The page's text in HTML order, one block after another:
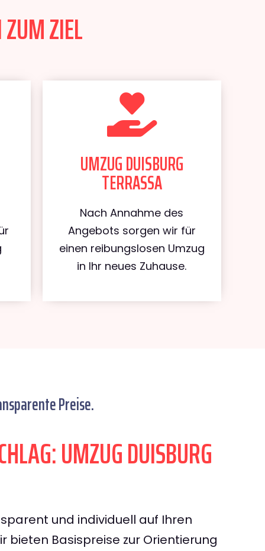
ZIEL
UMZUG DUISBURG
TERRASSA
Nach Annahme des
Angebots sorgen wir für
einen reibungslosen Umzug
in Ihr neues Zuhause.
Preise.
UMZUG DUISBURG
und individuell auf Ihren
bieten Basispreise zur Orientierung